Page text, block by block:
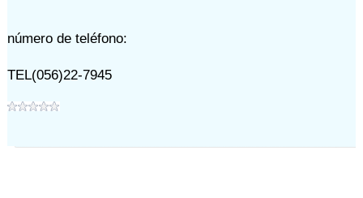
número de teléfono:
TEL(056)22-7945